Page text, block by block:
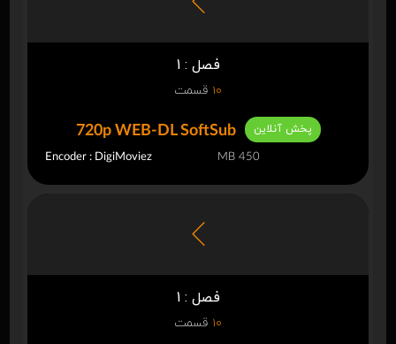
فصل : 1
10 قسمت
720p WEB-DL SoftSub پخش آنلاین
Encoder : DigiMoviez 450 MB
فصل : 1
10 قسمت